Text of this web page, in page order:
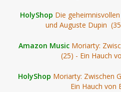
HolyShop Die
und Auguste Dupin
Amazon Music Moriarty:
(25) - Ein Hauch
HolyShop Moriarty: Zwischen
Ein Hauch von